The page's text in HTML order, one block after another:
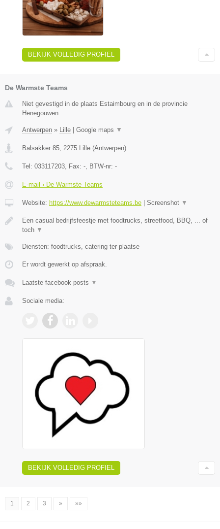
BEKIJK VOLLEDIG PROFIEL
De Warmste Teams
Niet gevestigd in de plaats Estaimbourg en in de provincie
Henegouwen.
Antwerpen » Lille | Google maps ▼
Balsakker 85 2275 Lille (Antwerpen)
Tel: 033117203 , Fax: - , BTW-nr: -
E-mail › De Warmste Teams
Website: https://www.dewarmsteteams.be | Screenshot ▼
Een casual bedrijfsfeestje met foodtrucks, streetfood, BBQ, ... of
toch ▼
Diensten: foodtrucks, catering ter plaatse
Er wordt gewerkt op afspraak.
Laatste facebook posts ▼
Sociale media:
BEKIJK VOLLEDIG PROFIEL
1 2 3 » »»